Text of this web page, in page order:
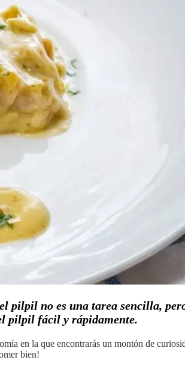
pilpil no es una tarea sencilla,
pilpil fácil y rápidamente.
en la que encontrarás un montón de
bien!